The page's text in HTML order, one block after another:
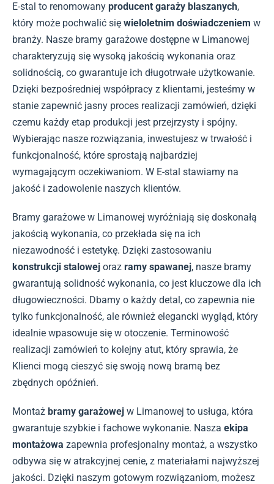
E-stal to renomowany producent garaży blaszanych,
który może pochwalić się wieloletnim doświadczeniem w
branży. Nasze bramy garażowe dostępne w Limanowej
charakteryzują się wysoką jakością wykonania oraz
solidnością, co gwarantuje ich długotrwałe użytkowanie.
Dzięki bezpośredniej współpracy z klientami, jesteśmy w
stanie zapewnić jasny proces realizacji zamówień, dzięki
czemu każdy etap produkcji jest przejrzysty i spójny.
Wybierając nasze rozwiązania, inwestujesz w trwałość i
funkcjonalność, które sprostają najbardziej
wymagającym oczekiwaniom. W E-stal stawiamy na
jakość i zadowolenie naszych klientów.
Bramy garażowe w Limanowej wyróżniają się doskonałą
jakością wykonania, co przekłada się na ich
niezawodność i estetykę. Dzięki zastosowaniu
konstrukcji stalowej oraz ramy spawanej, nasze bramy
gwarantują solidność wykonania, co jest kluczowe dla ich
długowieczności. Dbamy o każdy detal, co zapewnia nie
tylko funkcjonalność, ale również elegancki wygląd, który
idealnie wpasowuje się w otoczenie. Terminowość
realizacji zamówień to kolejny atut, który sprawia, że
Klienci mogą cieszyć się swoją nową bramą bez
zbędnych opóźnień.
Montaż bramy garażowej w Limanowej to usługa, która
gwarantuje szybkie i fachowe wykonanie. Nasza ekipa
montażowa zapewnia profesjonalny montaż, a wszystko
odbywa się w atrakcyjnej cenie, z materiałami najwyższej
jakości. Dzięki naszym gotowym rozwiązaniom, możesz